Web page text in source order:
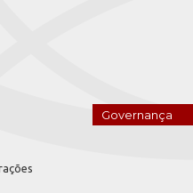
Governança